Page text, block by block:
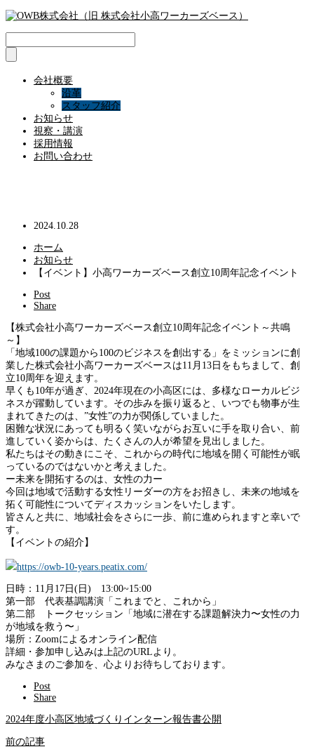
会社概要
沿革
スタッフ紹介
お知らせ
視察・講演
採用情報
お問い合わせ
2024.10.28
ホーム
お知らせ
【イベント】小高ワーカーズベース創立10周年記念イベント
Post
Share
【株式会社小高ワーカーズベース創立10周年記念イベント～共鳴
～】
「地域100の課題から100のビジネスを創出する」をミッションに創
業した株式会社小高ワーカーズベースは11月13日をもちまして、創
立10周年を迎えます。
早くも10年が過ぎ、2024年現在の小高区には、多様なローカルビジ
ネスが躍動しています。その歩みを振り返ると、いつでも物事が生
まれてきたのは、”女性”の力が関係していました。
困難な状況にあっても明るく笑いながらお互いに手を取り合い、前
進していく姿からは、たくさんの人が希望を見出しました。
私たちはその動きにこそ、これからの時代に地域を開く可能性が眠
っているのではないかと考えました。
ー未来を開拓するのは、女性の力ー
今回は地域で活動する女性リーダーの方をお招きし、未来の地域を
拓く可能性についてディスカッションをいたします。
皆さんと共に、地域社会をさらに一歩、前に進められますと幸いで
す。
【イベントの紹介】
https://owb-10-years.peatix.com/
日時：11月17日(日) 13:00~15:00
第一部 代表基調講演「これまでと、これから」
第二部 トークセッション「地域に潜在する課題解決力〜女性の力
が地域を救う〜」
場所：Zoomによるオンライン配信
詳細・参加申し込みは上記のURLより。
みなさまのご参加を、心よりお待ちしております。
Post
Share
2024年度小高区地域づくりインターン報告書公開
前の記事